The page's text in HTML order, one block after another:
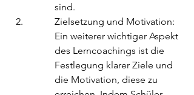
sind.
Zielsetzung und Motivation:
Ein weiterer wichtiger Aspekt
des Lerncoachings ist die
Festlegung klarer Ziele und
die Motivation, diese zu